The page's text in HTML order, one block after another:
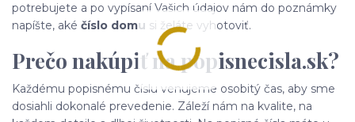
potrebujete a po vypísaní Vašich údajov nám do poznámky
napíšte, aké číslo domu si želáte vyhotoviť.
Prečo nakúpiť na popisnecisla.sk?
Každému popisnému číslu venujeme osobitý čas, aby sme
dosiahli dokonalé prevedenie. Záleží nám na kvalite, na